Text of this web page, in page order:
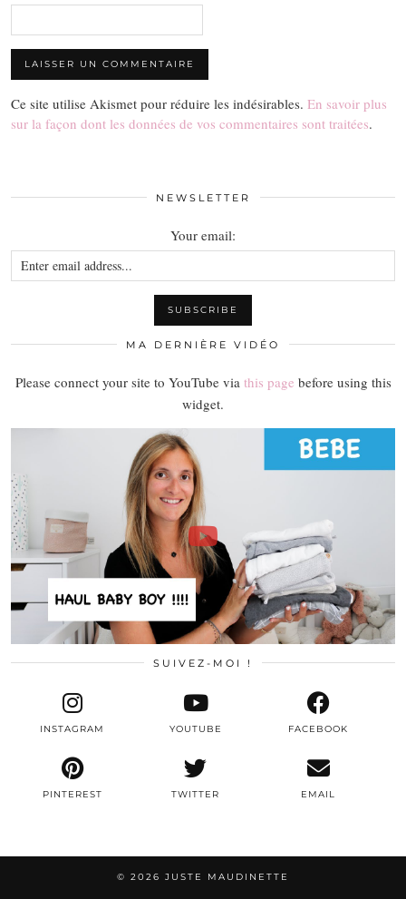
Ce site utilise Akismet pour réduire les indésirables. En savoir plus
sur la façon dont les données de vos commentaires sont traitées.
NEWSLETTER
Your email:
MA DERNIÈRE VIDÉO
Please connect your site to YouTube via this page before using this
widget.
SUIVEZ-MOI !
TWITTER
INSTAGRAM FACEBOOK
PINTEREST
YOUTUBE
EMAIL
© 2026 JUSTE MAUDINETTE